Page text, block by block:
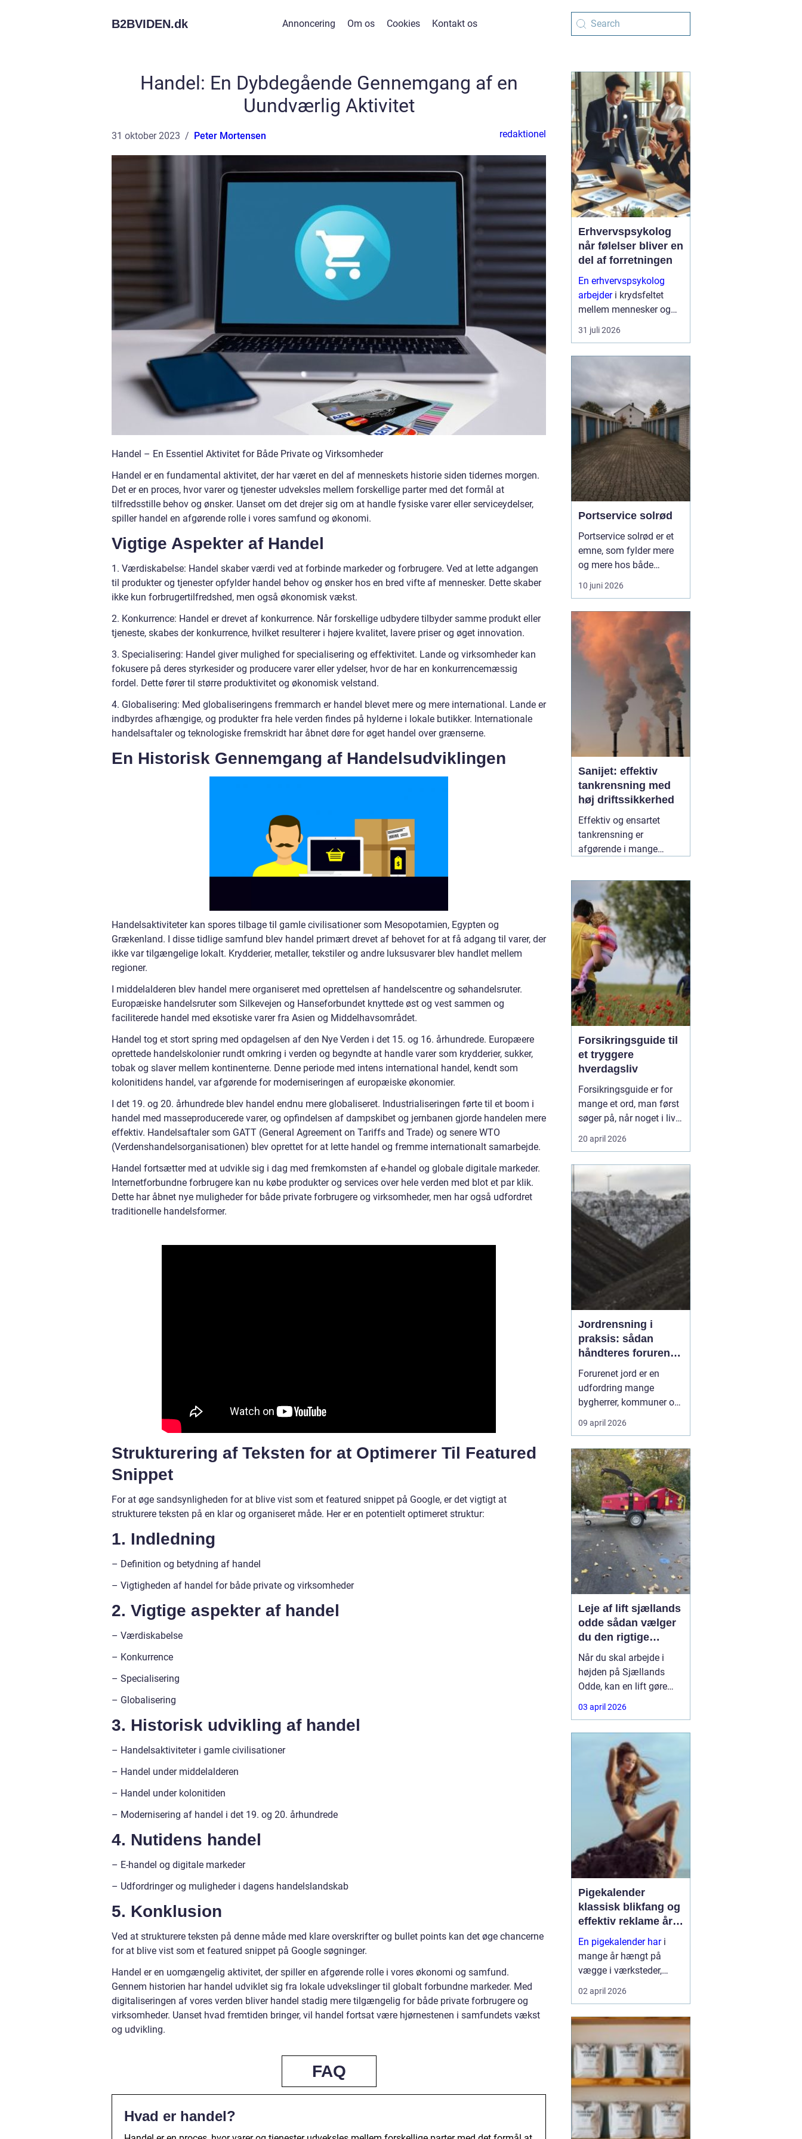
B2BVIDEN.dk Annoncering Om os Cookies Kontakt os
Handel: En Dybdegående Gennemgang af en
Uundværlig Aktivitet
31 oktober 2023 Peter Mortensen redaktionel
Handel – En Essentiel Aktivitet for Både Private og Virksomheder
Handel er en fundamental aktivitet, der har været en del af menneskets historie siden tidernes morgen.
Det er en proces, hvor varer og tjenester udveksles mellem forskellige parter med det formål at
tilfredsstille behov og ønsker. Uanset om det drejer sig om at handle fysiske varer eller serviceydelser,
spiller handel en afgørende rolle i vores samfund og økonomi.
Vigtige Aspekter af Handel
1. Værdiskabelse: Handel skaber værdi ved at forbinde markeder og forbrugere. Ved at lette adgangen
til produkter og tjenester opfylder handel behov og ønsker hos en bred vifte af mennesker. Dette skaber
ikke kun forbrugertilfredshed, men også økonomisk vækst.
2. Konkurrence: Handel er drevet af konkurrence. Når forskellige udbydere tilbyder samme produkt eller
tjeneste, skabes der konkurrence, hvilket resulterer i højere kvalitet, lavere priser og øget innovation.
3. Specialisering: Handel giver mulighed for specialisering og effektivitet. Lande og virksomheder kan
fokusere på deres styrkesider og producere varer eller ydelser, hvor de har en konkurrencemæssig
fordel. Dette fører til større produktivitet og økonomisk velstand.
4. Globalisering: Med globaliseringens fremmarch er handel blevet mere og mere international. Lande er
indbyrdes afhængige, og produkter fra hele verden findes på hylderne i lokale butikker. Internationale
handelsaftaler og teknologiske fremskridt har åbnet døre for øget handel over grænserne.
En Historisk Gennemgang af Handelsudviklingen
Handelsaktiviteter kan spores tilbage til gamle civilisationer som Mesopotamien, Egypten og
Grækenland. I disse tidlige samfund blev handel primært drevet af behovet for at få adgang til varer, der
ikke var tilgængelige lokalt. Krydderier, metaller, tekstiler og andre luksusvarer blev handlet mellem
regioner.
I middelalderen blev handel mere organiseret med oprettelsen af handelscentre og søhandelsruter.
Europæiske handelsruter som Silkevejen og Hanseforbundet knyttede øst og vest sammen og
faciliterede handel med eksotiske varer fra Asien og Middelhavsområdet.
Handel tog et stort spring med opdagelsen af den Nye Verden i det 15. og 16. århundrede. Europæere
oprettede handelskolonier rundt omkring i verden og begyndte at handle varer som krydderier, sukker,
tobak og slaver mellem kontinenterne. Denne periode med intens international handel, kendt som
kolonitidens handel, var afgørende for moderniseringen af europæiske økonomier.
I det 19. og 20. århundrede blev handel endnu mere globaliseret. Industrialiseringen førte til et boom i
handel med masseproducerede varer, og opfindelsen af dampskibet og jernbanen gjorde handelen mere
effektiv. Handelsaftaler som GATT (General Agreement on Tariffs and Trade) og senere WTO
(Verdenshandelsorganisationen) blev oprettet for at lette handel og fremme internationalt samarbejde.
Handel fortsætter med at udvikle sig i dag med fremkomsten af e-handel og globale digitale markeder.
Internetforbundne forbrugere kan nu købe produkter og services over hele verden med blot et par klik.
Dette har åbnet nye muligheder for både private forbrugere og virksomheder, men har også udfordret
traditionelle handelsformer.
Strukturering af Teksten for at Optimerer Til Featured
Snippet
For at øge sandsynligheden for at blive vist som et featured snippet på Google, er det vigtigt at
strukturere teksten på en klar og organiseret måde. Her er en potentielt optimeret struktur:
1. Indledning
– Definition og betydning af handel
– Vigtigheden af handel for både private og virksomheder
2. Vigtige aspekter af handel
– Værdiskabelse
– Konkurrence
– Specialisering
– Globalisering
3. Historisk udvikling af handel
– Handelsaktiviteter i gamle civilisationer
– Handel under middelalderen
– Handel under kolonitiden
– Modernisering af handel i det 19. og 20. århundrede
4. Nutidens handel
– E-handel og digitale markeder
– Udfordringer og muligheder i dagens handelslandskab
5. Konklusion
Ved at strukturere teksten på denne måde med klare overskrifter og bullet points kan det øge chancerne
for at blive vist som et featured snippet på Google søgninger.
Handel er en uomgængelig aktivitet, der spiller en afgørende rolle i vores økonomi og samfund.
Gennem historien har handel udviklet sig fra lokale udvekslinger til globalt forbundne markeder. Med
digitaliseringen af vores verden bliver handel stadig mere tilgængelig for både private forbrugere og
virksomheder. Uanset hvad fremtiden bringer, vil handel fortsat være hjørnestenen i samfundets vækst
og udvikling.
FAQ
Hvad er handel?
Erhvervspsykolog
når følelser bliver en
del af forretningen
En erhvervspsykolog
arbejderi krydsfeltet
mellem mennesker og
forretning. Fokus er ikke
kun på trivsel, men også
påvirker resultater,
strategier og
forandringe...
31 juli 2026
Portservice solrød
Portservice solrød er et
emne, som fylder mere
og mere hos både
private husejere og
virksomheder, der har
komfort og
driftssikkerhed i
hverdagen. Når en port
ikke fungerer, stopper
hverdagen hurtigt op, og
både logistik,
adgangsfo...
10 juni 2026
Sanijet: effektiv
tankrensning med
høj driftssikkerhed
Effektiv og ensartet
tankrensning er
afgørende i mange
hygiejne, sikkerhed og
driftsøkonomi spiller en
stor rolle, kan små fejl få
store konsekvenser. Her
er roterende tankrensere
31 maj 2026
Forsikringsguide til
et tryggere
hverdagsliv
Forsikringsguide er for
mange et ord, man først
søger på, når noget i livet
ændrer sig.
andre selskaber oplever,
du flytter, får børn, køber
bil eller ændrer job, og så
kan en enkel...
20 april 2026
Jordrensning i
praksis: sådan
håndteres forurenet
jord ansvarligt
Forurenet jord er en
udfordring mange
bygherrer, kommuner og
virksomheder møder, når
gamle industrigrunde
opdages forurening i
forbindelse med
anlægsarbejde.
Jordrensning handler
om at fjerne eller
reducere skadelige
stoffer ...
09 april 2026
Leje af lift sjællands
odde sådan vælger
du den rigtige
løsning
Når du skal arbejde i
højden på Sjællands
Odde, kan en lift gøre
forskellen på en
besværlig og en
Hvad enten du skal
beskære træer, male
gavl, reparere tagrender
eller sætte nye skilte op,
03 april 2026
Pigekalender
klassisk blikfang og
effektiv reklame året
rundt
En pigekalender hari
mange år hængt på
vægge i værksteder,
lagerhaller og
frokoststuer over hele
et stykke tradition og
humor på
arbejdspladsen, for
andre er d...
02 april 2026